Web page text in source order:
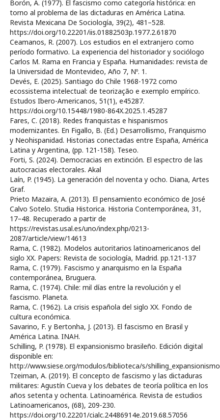
Borón, A. (1977). El fascismo como categoría histórica: en
torno al problema de las dictaduras en América Latina.
Revista Mexicana De Sociología, 39(2), 481–528.
https://doi.org/10.22201/iis.01882503p.1977.2.61870
Ceamanos, R. (2007). Los estudios en el extranjero como
período formativo. La experiencia del historiador y sociólogo
Carlos M. Rama en Francia y España. Humanidades: revista de
la Universidad de Montevideo, Año 7, Nº. 1.
Devés, E. (2025). Santiago do Chile 1968-1972 como
ecossistema intelectual: de teorização e exemplo empírico.
Estudos Ibero-Americanos, 51(1), e45287.
https://doi.org/10.15448/1980-864X.2025.1.45287
Fares, C. (2018). Redes franquistas e hispanismos
modernizantes. En Figallo, B. (Ed.) Desarrollismo, Franquismo
y Neohispanidad. Historias conectadas entre España, América
Latina y Argentina, (pp. 121-158). Teseo.
Forti, S. (2024). Democracias en extinción. El espectro de las
autocracias electorales. Akal
Laín, P. (1945). La generación del noventa y ocho. Diana, Artes
Graf.
Prieto Mazaira, A. (2013). El pensamiento económico de José
Calvo Sotelo. Studia Historica. Historia Contemporánea, 31,
17–48. Recuperado a partir de
https://revistas.usal.es/uno/index.php/0213-
2087/article/view/14613
Rama, C. (1982). Modelos autoritarios latinoamericanos del
siglo XX. Papers: Revista de sociología, Madrid. pp.121-137
Rama, C. (1979). Fascismo y anarquismo en la España
contemporánea, Bruguera.
Rama, C. (1974). Chile: mil días entre la revolución y el
fascismo. Planeta.
Rama, C. (1962). La crisis española del siglo XX. Fondo de
cultura económica.
Savarino, F. y Bertonha, J. (2013). El fascismo en Brasil y
América Latina. INAH.
Schilling, P. (1978). El expansionismo brasileño. Edición digital
disponible en:
http://www.siese.org/modulos/biblioteca/s/
Tzeiman, A. (2019). El concepto de fascismo y las dictaduras
militares: Agustín Cueva y los debates de teoría política en los
años setenta y ochenta. Latinoamérica. Revista de estudios
Latinoamericanos, (68), 209-230.
https://doi.org/10.22201/cialc.24486914e.2019.68.57056